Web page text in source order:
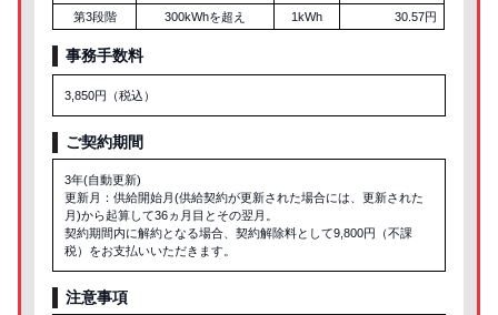
第3段階 300kWhを超え 1kWh 30.57円
事務手数料
3,850円（税込）
ご契約期間
3年(自動更新)
更新月：供給開始月(供給契約が更新された場合には、更新された
月)から起算して36ヵ月目とその翌月。
契約期間内に解約となる場合、契約解除料として9,800円（不課
税）をお支払いいただきます。
注意事項